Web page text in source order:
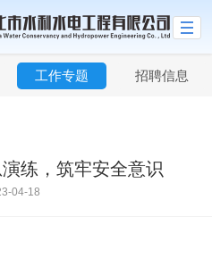
工作专题 招聘信息
练，筑牢安全意识
04-18